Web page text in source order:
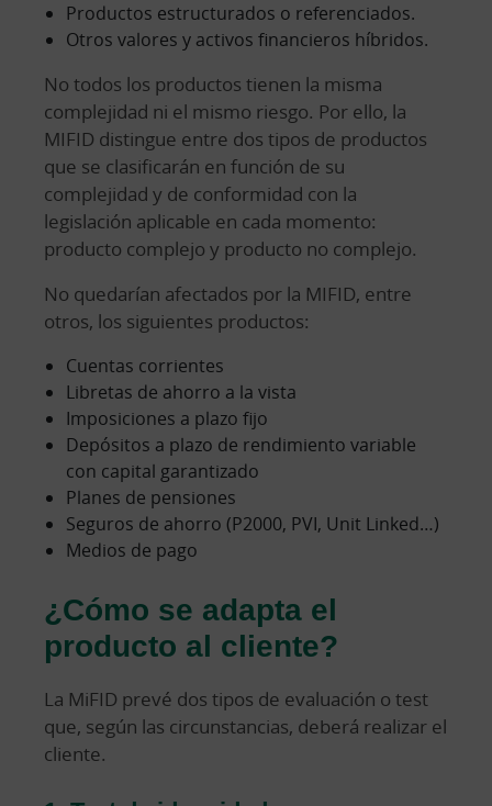
Productos estructurados o referenciados.
Otros valores y activos financieros híbridos.
No todos los productos tienen la misma
complejidad ni el mismo riesgo. Por ello, la
MIFID distingue entre dos tipos de productos
que se clasificarán en función de su
complejidad y de conformidad con la
legislación aplicable en cada momento:
producto complejo y producto no complejo.
No quedarían afectados por la MIFID, entre
otros, los siguientes productos:
Cuentas corrientes
Libretas de ahorro a la vista
Imposiciones a plazo fijo
Depósitos a plazo de rendimiento variable
con capital garantizado
Planes de pensiones
Seguros de ahorro (P2000, PVI, Unit Linked…)
Medios de pago
¿Cómo se adapta el
producto al cliente?
La MiFID prevé dos tipos de evaluación o test
que, según las circunstancias, deberá realizar el
cliente.